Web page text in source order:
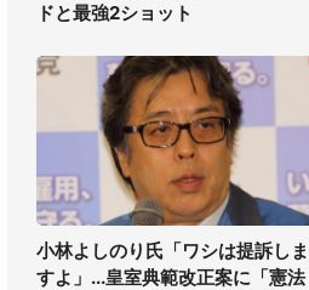
ドと最強2ショット
小林よしのり氏「ワシは提訴しま
すよ」...皇室典範改正案に「憲法